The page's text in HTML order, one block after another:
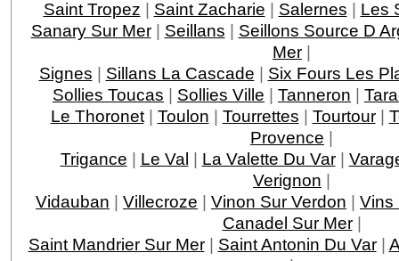
Saint Tropez | Saint Zacharie | Salernes | Les
Sanary Sur Mer| Seillans | Seillons Source D
Mer |
Signes | Sillans La Cascade | Six Fours Les
Sollies Toucas | Sollies Ville | Tanneron |
Le Thoronet| Toulon | Tourrettes | Tourtour|
Provence |
Trigance | Le Val | La Valette Du Var|
Verignon |
Vidauban | Villecroze | Vinon Sur Verdon | Vins
Canadel Sur Mer|
Saint Mandrier Sur Mer| Saint Antonin Du Var|